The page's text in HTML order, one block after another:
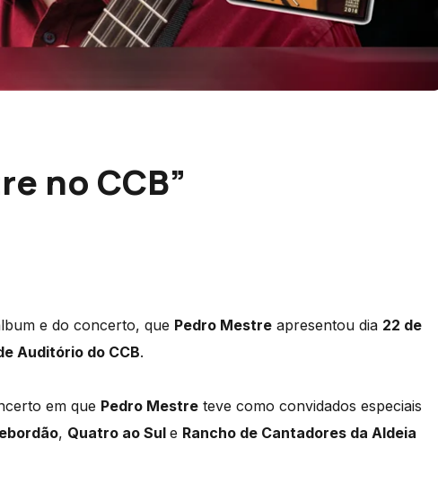
no CCB”
e do concerto, que Pedro Mestre apresentou dia 22 de
Auditório do CCB.
em que Pedro Mestre teve como convidados especiais
, Quatro ao Sul e Rancho de Cantadores da Aldeia